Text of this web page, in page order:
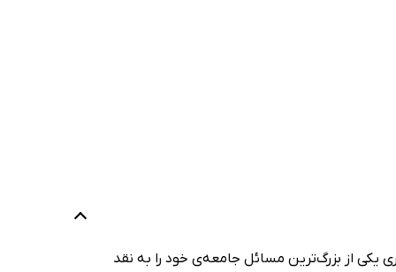
یکی از بزرگ‌ترین مسائل جامعه‌ی خود را به نقد